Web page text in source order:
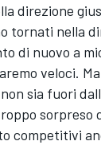
direzione
tornati nella
di nuovo a
veloci.
sia fuori
sorpreso
competitivi